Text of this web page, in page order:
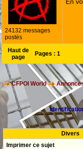
24132 messages
postés
Haut de
page
Pages : 1
CFPOI World
Divers
Imprimer ce sujet